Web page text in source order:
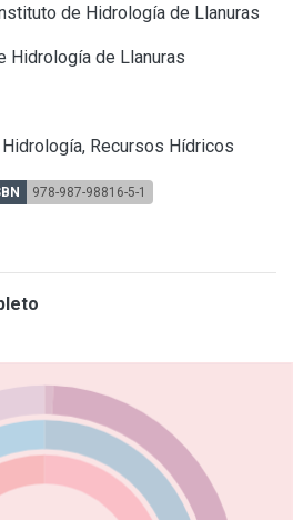
de Hidrología de Llanuras
Hidrología de Llanuras
Recursos Hídricos
978-987-98816-5-1